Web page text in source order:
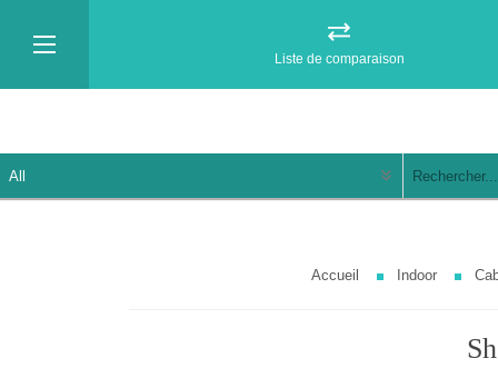
Liste de comparaison
Accueil Indoor